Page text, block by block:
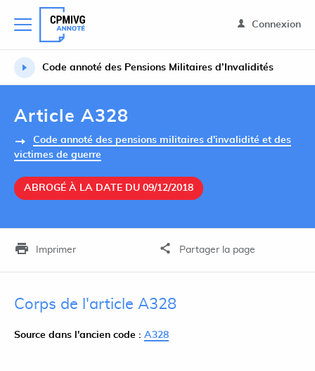
Connexion
Code annoté des Pensions Militaires d’Invalidités
Article A328
Code annoté des pensions militaires d'invalidité et des
victimes de guerre
ABROGÉ À LA DATE DU 09/12/2018
Imprimer Partager la page
Corps de l'article A328
Source dans l'ancien code : A328